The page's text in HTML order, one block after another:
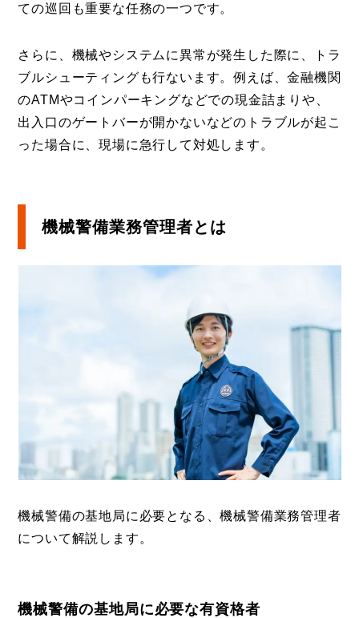
ての巡回も重要な任務の一つです。
さらに、機械やシステムに異常が発生した際に、トラ
ブルシューティングも行ないます。例えば、金融機関
のATMやコインパーキングなどでの現金詰まりや、
出入口のゲートバーが開かないなどのトラブルが起こ
った場合に、現場に急行して対処します。
機械警備業務管理者とは
機械警備の基地局に必要となる、機械警備業務管理者
について解説します。
機械警備の基地局に必要な有資格者